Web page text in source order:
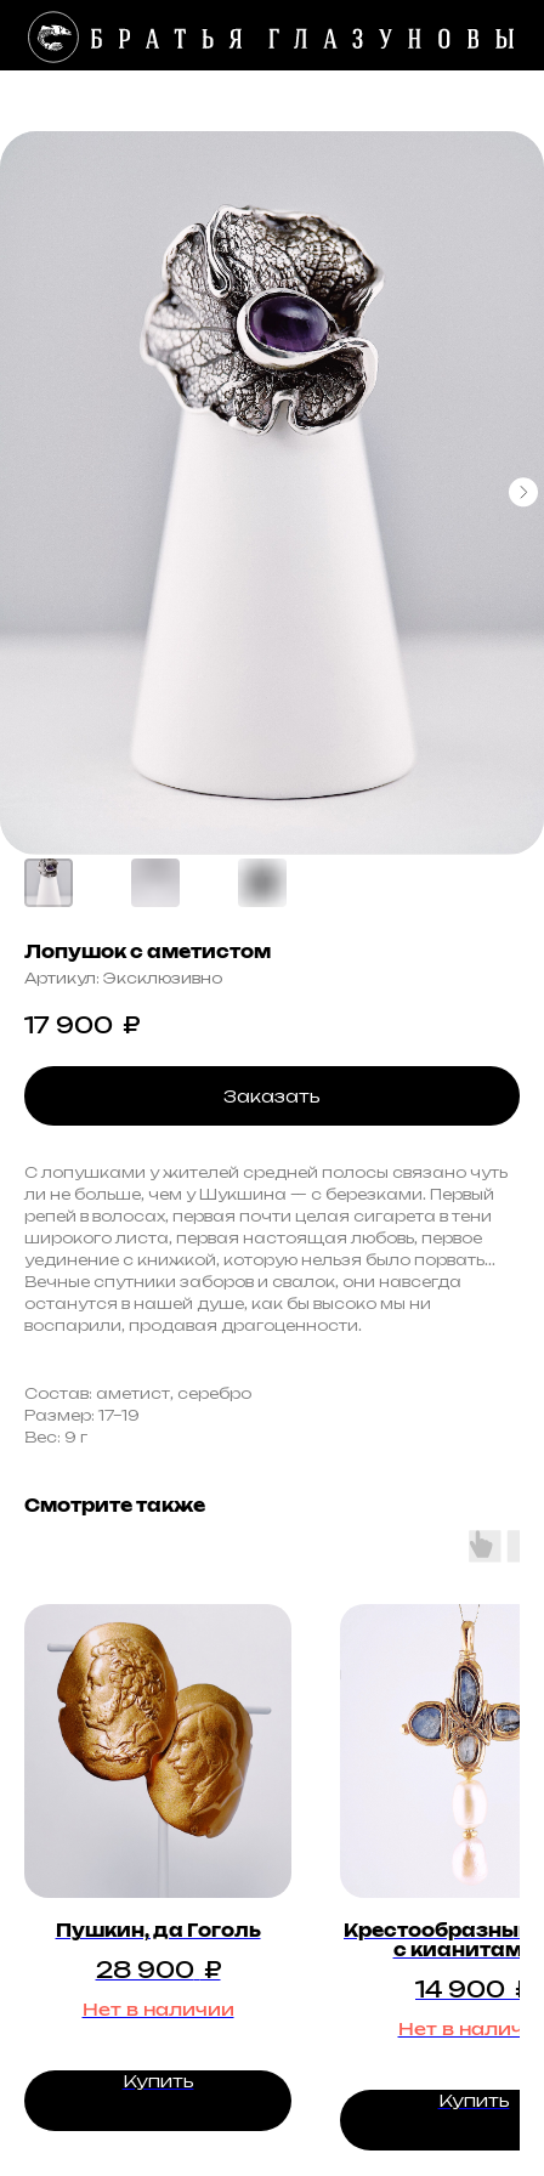
Лопушок с аметистом
Артикул: Эксклюзивно
17 900 ₽
Заказать
С лопушками у жителей средней полосы связано чуть
ли не больше, чем у Шукшина — с березками. Первый
репей в волосах, первая почти целая сигарета в тени
широкого листа, первая настоящая любовь, первое
уединение с книжкой, которую нельзя было порвать...
Вечные спутники заборов и свалок, они навсегда
останутся в нашей душе, как бы высоко мы ни
воспарили, продавая драгоценности.
Состав: аметист, серебро
Размер: 17–19
Вес: 9 г
Смотрите также
Пушкин, да Гоголь
28 900 ₽
Нет в наличии
Купить
Крестообразный
с кианитами
14 900 ₽
Нет в
Купить